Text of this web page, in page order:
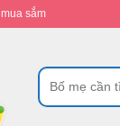
sắm
Tìm
kiếm: